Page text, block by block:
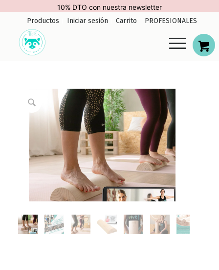
10% DTO con nuestra newsletter
Productos
Iniciar sesión Carrito PROFESIONALES